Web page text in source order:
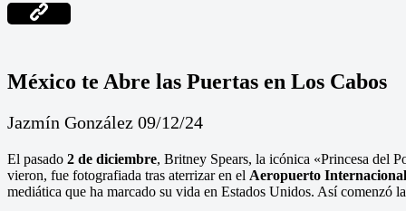
México te Abre las Puertas en Los Cabos
Jazmín González 09/12/24
El pasado 2 de diciembre, Britney Spears, la icónica «Princesa del
vieron, fue fotografiada tras aterrizar en el Aeropuerto
mediática que ha marcado su vida en Estados Unidos. Así comenzó